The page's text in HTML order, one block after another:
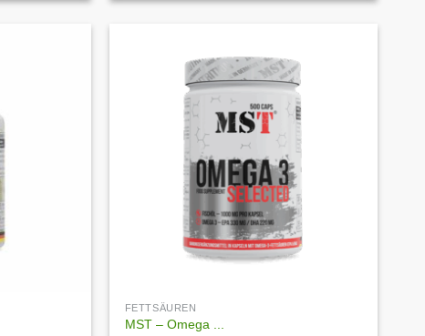
FETTSÄUREN
MST – Omega ...